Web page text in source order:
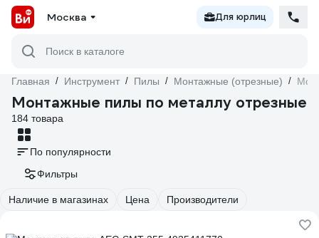
Москва Для юрлиц
Поиск в каталоге
Главная / Инструмент / Пилы / Монтажные (отрезные) /
Монтажные пилы по металлу отрезные
184 товара
По популярности
Фильтры
Наличие в магазинах Цена Производители